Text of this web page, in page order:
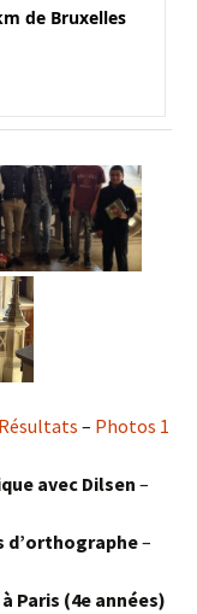
de Bruxelles
Résultats – Photos 1
avec Dilsen –
d’orthographe–
Paris (4e années)